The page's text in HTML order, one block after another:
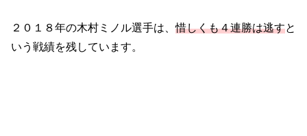
２０１８年の木村ミノル選手は、惜しくも４連勝は逃すと
いう戦績を残しています。